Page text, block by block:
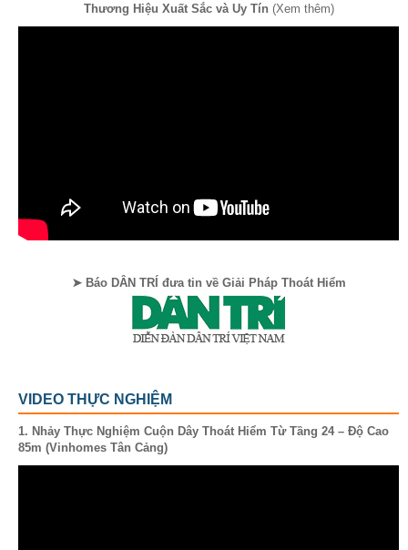
Thương Hiệu Xuất Sắc và Uy Tín (Xem thêm)
➤ Báo DÂN TRÍ đưa tin về Giải Pháp Thoát Hiểm
VIDEO THỰC NGHIỆM
1. Nhảy Thực Nghiệm Cuộn Dây Thoát Hiểm Từ Tầng 24 – Độ Cao
85m (Vinhomes Tân Cảng)